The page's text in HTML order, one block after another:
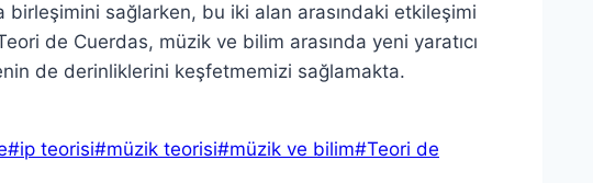
birleşimini sağlarken, bu iki alan arasındaki etkileşimi
de Cuerdas, müzik ve bilim arasında yeni yaratıcı
de derinliklerini keşfetmemizi sağlamakta.
#ip teorisi#müzik teorisi#müzik ve bilim#Teori de